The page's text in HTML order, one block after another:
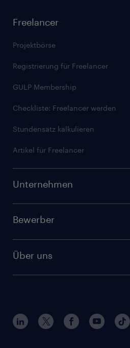
Footer
gulp.de
Freelancer
Projektbörse
Registrierung für Freelancer
GULP Membership
Checkliste: Freelancer werden
Stundensatz kalkulieren
Artikel für Freelancer
Unternehmen
GULP Direkt
Bewerber
Jobbörse
Initiativbewerbung
Über uns
Kontakt und Standorte
Nachhaltigkeit